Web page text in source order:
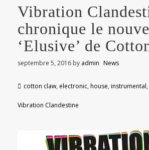
Vibration
chronique le
‘Elusive’ de
septembre 5, 2016 by admin News
cotton claw, electronic, house, instrumental,
Vibration Clandestine